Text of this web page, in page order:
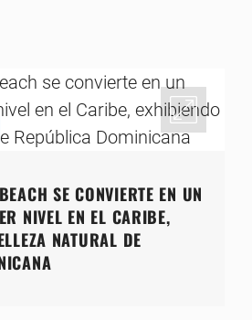
SE CONVIERTE EN UN
NIVEL EN EL CARIBE,
NATURAL DE